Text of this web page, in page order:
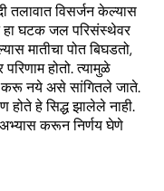
तलावात विसर्जन केल्यास
हा घटक जल परिसंस्थेवर
मातीचा पोत बिघडतो,
होतो. त्यामुळे
करू नये असे सांगितले जाते.
होते हे सिद्ध झालेले नाही.
करून निर्णय घेणे